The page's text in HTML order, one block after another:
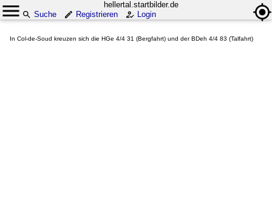
hellertal.startbilder.de
Suche
Registrieren Login
In Col-de-Soud kreuzen sich die HGe 4/4 31 (Bergfahrt) und der BDeh 4/4 83 (Talfahrt)